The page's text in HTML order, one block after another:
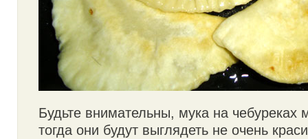
Будьте внимательны, мука на чебуреках
тогда они будут выглядеть не очень